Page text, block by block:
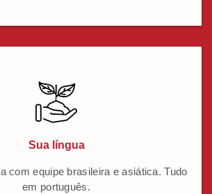
Sua língua
com equipe brasileira e asiática. Tudo
em português.